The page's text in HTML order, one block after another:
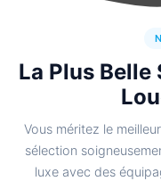
La Plus Belle
Vous méritez le
sélection
luxe avec des